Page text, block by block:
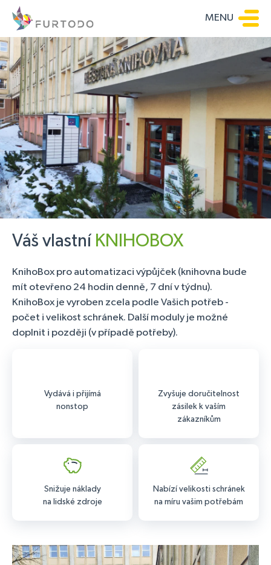
MENU
Váš vlastní KNIHOBOX
KnihoBox pro automatizaci výpůjček (knihovna bude
mít otevřeno 24 hodin denně, 7 dní v týdnu).
KnihoBox je vyroben zcela podle Vašich potřeb -
počet i velikost schránek. Další moduly je možné
doplnit i později (v případě potřeby).
Vydává i přijímá
nonstop
Zvyšuje doručitelnost
zásilek k vaším
zákazníkům
Snižuje náklady
na lidské zdroje
Nabízí velikosti schránek
na míru vašim potřebám